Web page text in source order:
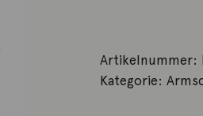
Artikelnummer:
Kategorie: